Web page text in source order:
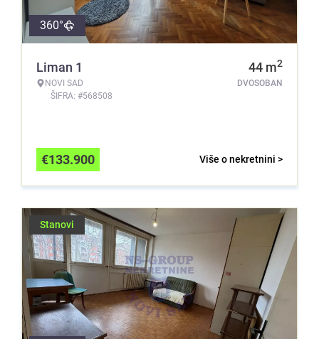
360°
Liman 1
NOVI SAD
ŠIFRA: #568508
44 m2
DVOSOBAN
Više o nekretnini >
€133.900
Stanovi